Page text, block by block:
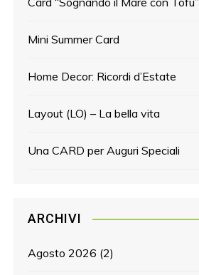
Mini Summer Card
Home Decor: Ricordi d’Estate
Layout (LO) – La bella vita
Una CARD per Auguri Speciali
ARCHIVI
Agosto 2026 (2)